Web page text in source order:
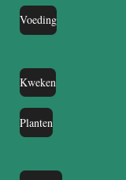
Voeding
Kweken
Planten